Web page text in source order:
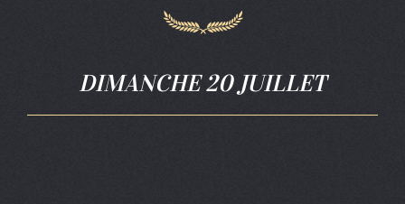
DIMANCHE 20 JUILLET